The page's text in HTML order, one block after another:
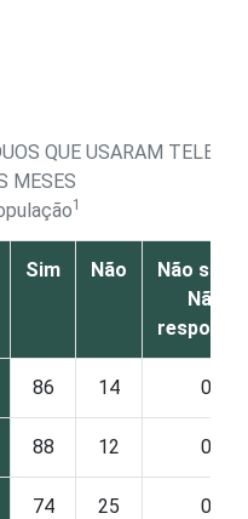
QUE USARAM
MESES
1
Sim Não
Não sabe
Não
86 14 0
88 12 0
74 25 0